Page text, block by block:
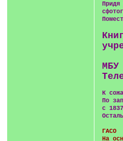
Придя
МБУ
К
По
с
ГАСО
На